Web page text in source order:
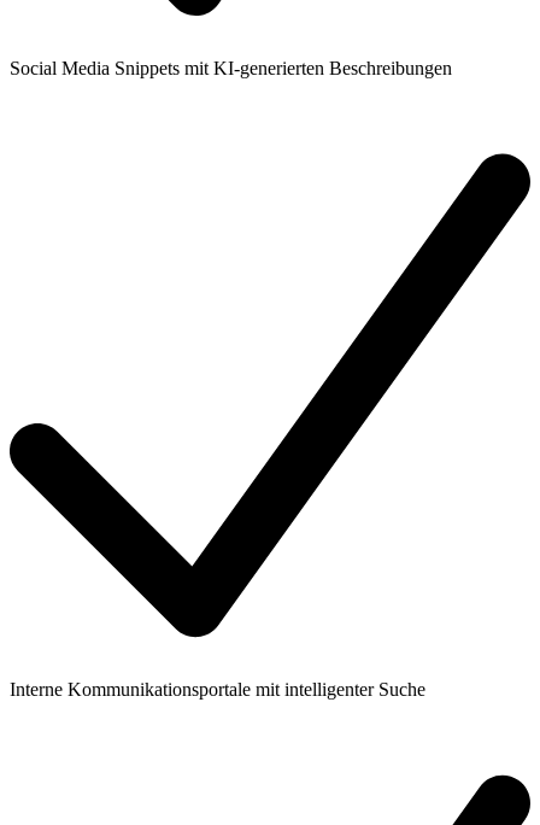
Social Media Snippets mit KI-generierten Beschreibungen
Interne Kommunikationsportale mit intelligenter Suche